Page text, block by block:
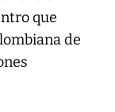
que
de